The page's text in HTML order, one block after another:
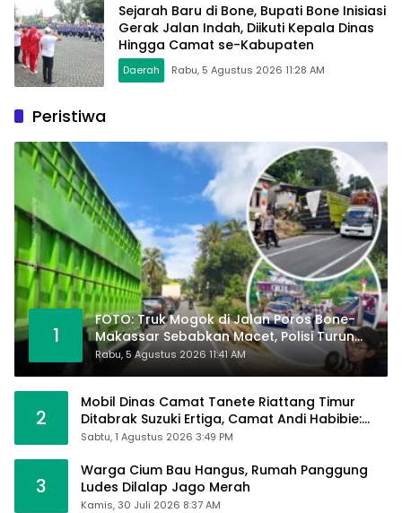
Sejarah Baru di Bone, Bupati Bone Inisiasi
Gerak Jalan Indah, Diikuti Kepala Dinas
Hingga Camat se-Kabupaten
Daerah Rabu, 5 Agustus 2026 11:28 AM
Peristiwa
1
FOTO: Truk Mogok di Jalan Poros Bone-
Makassar Sebabkan Macet, Polisi Turun
Tangan
Rabu, 5 Agustus 2026 11:41 AM
2
Mobil Dinas Camat Tanete Riattang Timur
Ditabrak Suzuki Ertiga, Camat Andi Habibie:
Alhamdulillah Saya Baik-Baik Saja
Sabtu, 1 Agustus 2026 3:49 PM
3
Warga Cium Bau Hangus, Rumah Panggung
Ludes Dilalap Jago Merah
Kamis, 30 Juli 2026 8:37 AM